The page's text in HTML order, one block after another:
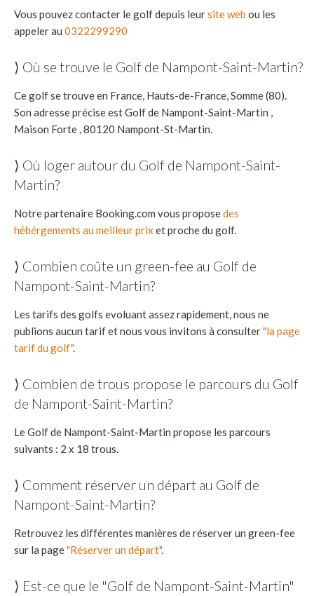
Vous pouvez contacter le golf depuis leursite web ou les
appeler au 0322299290
⟩ Où se trouve le Golf de Nampont-Saint-Martin?
Ce golf se trouve en France, Hauts-de-France, Somme (80).
Son adresse précise est Golf de Nampont-Saint-Martin ,
Maison Forte , 80120 Nampont-St-Martin.
⟩ Où loger autour du Golf de Nampont-Saint-
Martin?
Notre partenaire Booking.com vous proposedes
hébérgements au meilleur prix et proche du golf.
⟩ Combien coûte un green-fee au Golf de
Nampont-Saint-Martin?
Les tarifs des golfs evoluant assez rapidement, nous ne
publions aucun tarif et nous vous invitons à consulter"la page
tarif du golf".
⟩ Combien de trous propose le parcours du Golf
de Nampont-Saint-Martin?
Le Golf de Nampont-Saint-Martin propose les parcours
suivants : 2 x 18 trous.
⟩ Comment réserver un départ au Golf de
Nampont-Saint-Martin?
Retrouvez les différentes manières de réserver un green-fee
sur la page"Réserver un départ".
⟩ Est-ce que le "Golf de Nampont-Saint-Martin"